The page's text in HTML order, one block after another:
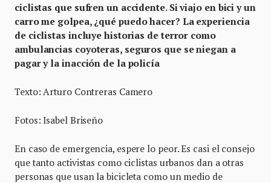
ciclistas que sufren un accidente. Si viajo en bici y un
carro me golpea, ¿qué puedo hacer? La experiencia
de ciclistas incluye historias de terror como
ambulancias coyoteras, seguros que se niegan a
pagar y la inacción de la policía
Texto: Arturo Contreras Camero
Fotos: Isabel Briseño
En caso de emergencia, espere lo peor. Es casi el consejo
que tanto activistas como ciclistas urbanos dan a otras
personas que usan la bicicleta como un medio de